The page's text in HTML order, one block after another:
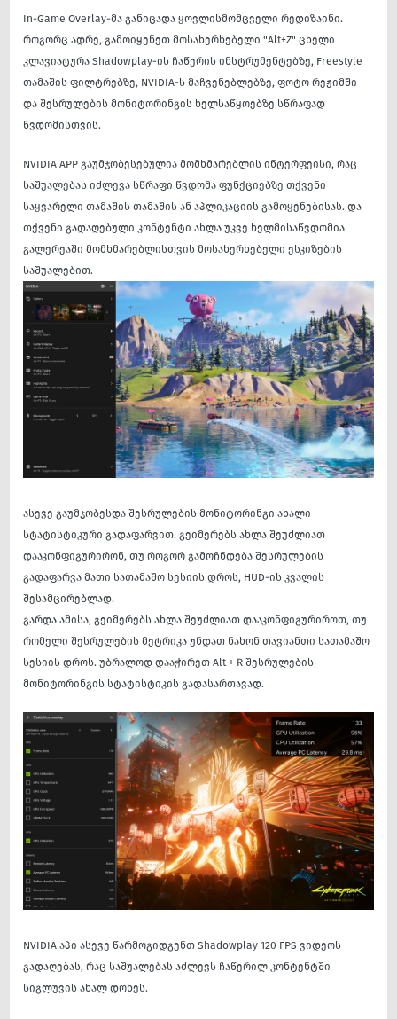
In-Game Overlay-მა განიცადა ყოვლისმომცველი რედიზაინი.
როგორც ადრე, გამოიყენეთ მოსახერხებელი "Alt+Z" ცხელი
კლავიატურა Shadowplay-ის ჩაწერის ინსტრუმენტებზე, Freestyle
თამაშის ფილტრებზე, NVIDIA-ს მაჩვენებლებზე, ფოტო რეჟიმში
და შესრულების მონიტორინგის ხელსაწყოებზე სწრაფად
წვდომისთვის.
NVIDIA APP გაუმჯობესებულია მომხმარებლის ინტერფეისი, რაც
საშუალებას იძლევა სწრაფი წვდომა ფუნქციებზე თქვენი
საყვარელი თამაშის თამაშის ან აპლიკაციის გამოყენებისას. და
თქვენი გადაღებული კონტენტი ახლა უკვე ხელმისაწვდომია
გალერეაში მომხმარებლისთვის მოსახერხებელი ესკიზების
საშუალებით.
ასევე გაუმჯობესდა შესრულების მონიტორინგი ახალი
სტატისტიკური გადაფარვით. გეიმერებს ახლა შეუძლიათ
დააკონფიგურირონ, თუ როგორ გამოჩნდება შესრულების
გადაფარვა მათი სათამაშო სესიის დროს, HUD-ის კვალის
შესამცირებლად.
გარდა ამისა, გეიმერებს ახლა შეუძლიათ დააკონფიგურიროთ, თუ
რომელი შესრულების მეტრიკა უნდათ ნახონ თავიანთი სათამაშო
სესიის დროს. უბრალოდ დააჭირეთ Alt + R შესრულების
მონიტორინგის სტატისტიკის გადასართავად.
NVIDIA აპი ასევე წარმოგიდგენთ Shadowplay 120 FPS ვიდეოს
გადაღებას, რაც საშუალებას აძლევს ჩაწერილ კონტენტში
სიგლუვის ახალ დონეს.